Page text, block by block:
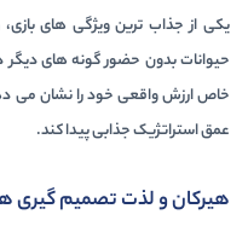
یکی از جذاب ترین ویژگی های
حیوانات بدون حضور گونه های دیگر
خاص ارزش واقعی خود را نشان می
عمق استراتژیک جذابی پیدا کند.
هیرکان و لذت تصمیم گیری